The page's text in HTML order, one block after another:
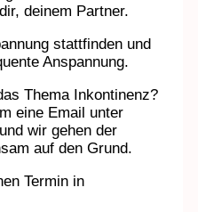
deinem Partner.
stattfinden und
Anspannung.
Thema Inkontinenz?
eine Email unter
wir gehen der
auf den Grund.
Termin in